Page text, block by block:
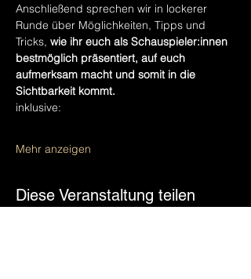
Anschließend sprechen wir in lockerer
Runde über Möglichkeiten, Tipps und
Tricks, wie ihr euch als Schauspieler:innen
bestmöglich präsentiert, auf euch
aufmerksam macht und somit in die
Sichtbarkeit kommt.
inklusive:
Mehr anzeigen
Diese Veranstaltung teilen